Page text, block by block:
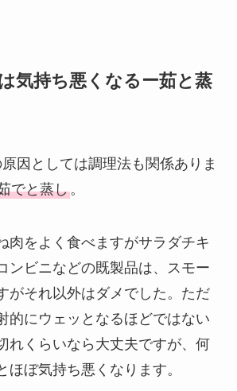
気持ち悪くなるー茹と蒸
因としては調理法も関係ありま
でと蒸し。
肉をよく食べますがサラダチキ
ンビニなどの既製品は、スモー
がそれ以外はダメでした。ただ
的にウェッとなるほどではない
れくらいなら大丈夫ですが、何
ほぼ気持ち悪くなります。